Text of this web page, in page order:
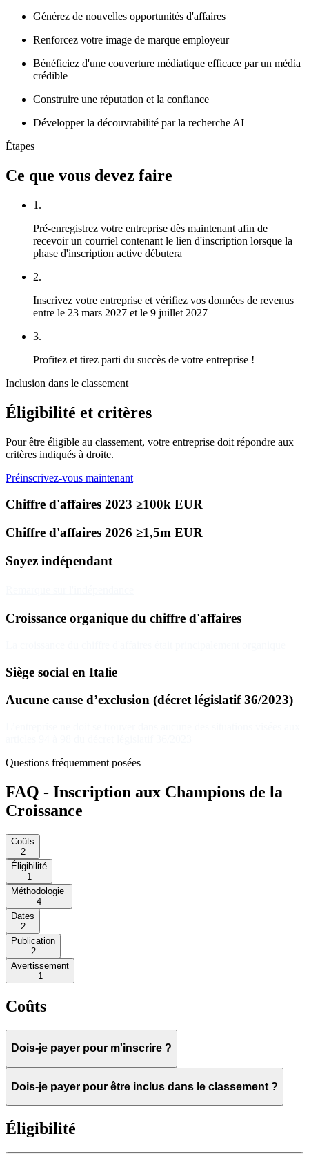
Générez de nouvelles opportunités d'affaires
Renforcez votre image de marque employeur
Bénéficiez d'une couverture médiatique efficace par un média
crédible
Construire une réputation et la confiance
Développer la découvrabilité par la recherche AI
Étapes
Ce que vous devez faire
1.
Pré-enregistrez votre entreprise dès maintenant afin de
recevoir un courriel contenant le lien d'inscription lorsque la
phase d'inscription active débutera
2.
Inscrivez votre entreprise et vérifiez vos données de revenus
entre le 23 mars 2027 et le 9 juillet 2027
3.
Profitez et tirez parti du succès de votre entreprise !
Inclusion dans le classement
Éligibilité et critères
Pour être éligible au classement, votre entreprise doit répondre aux
critères indiqués à droite.
Préinscrivez-vous maintenant
Chiffre d'affaires 2023 ≥100k EUR
Chiffre d'affaires 2026 ≥1,5m EUR
Soyez indépendant
Croissance organique du chiffre d'affaires
Siège social en Italie
Aucune cause d’exclusion (décret législatif 36/2023)
Questions fréquemment posées
FAQ - Inscription aux Champions de la
Croissance
Coûts
2
Éligibilité
1
Méthodologie
4
Dates
2
Publication
2
Avertissement
1
Coûts
Dois-je payer pour m'inscrire ?
Dois-je payer pour être inclus dans le classement ?
Éligibilité